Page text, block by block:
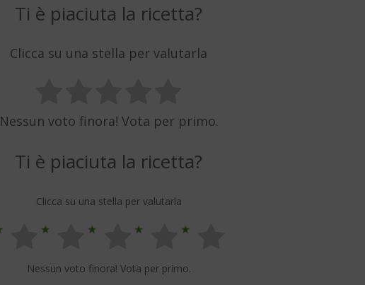
Ti è piaciuta la ricetta?
Clicca su una stella per valutarla
Nessun voto finora! Vota per primo.
Ti è piaciuta la ricetta?
Clicca su una stella per valutarla
Nessun voto finora! Vota per primo.